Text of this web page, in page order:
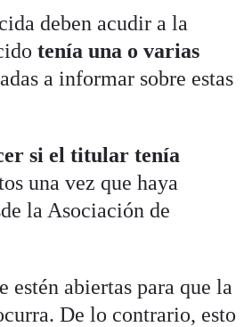
deben acudir a la
tenía una o varias
a informar sobre estas
si el titular tenía
una vez que haya
la Asociación de
estén abiertas para que la
De lo contrario, esto